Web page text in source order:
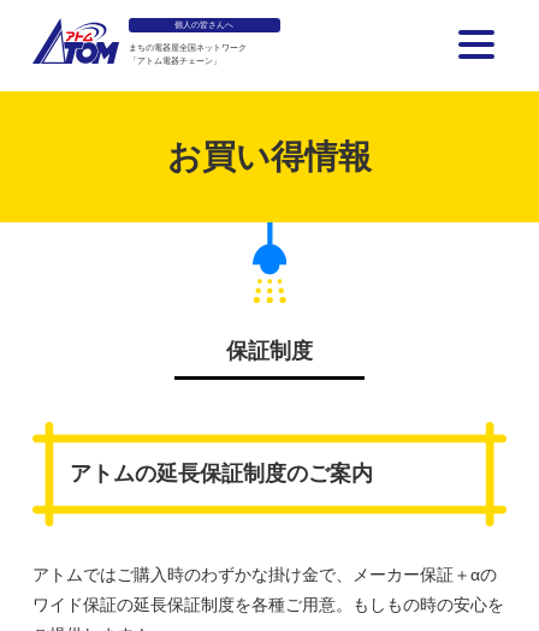
個人の皆さんへ
まちの電器屋全国ネットワーク
「アトム電器チェーン」
お買い得情報
保証制度
アトムの延長保証制度のご案内
アトムではご購入時のわずかな掛け金で、メーカー保証＋αの
ワイド保証の延長保証制度を各種ご用意。もしもの時の安心を